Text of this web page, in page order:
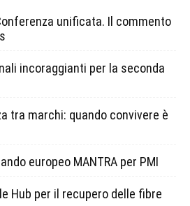
unificata. Il commento
incoraggianti per la seconda
tra marchi: quando convivere è
europeo MANTRA per PMI
Hub per il recupero delle fibre